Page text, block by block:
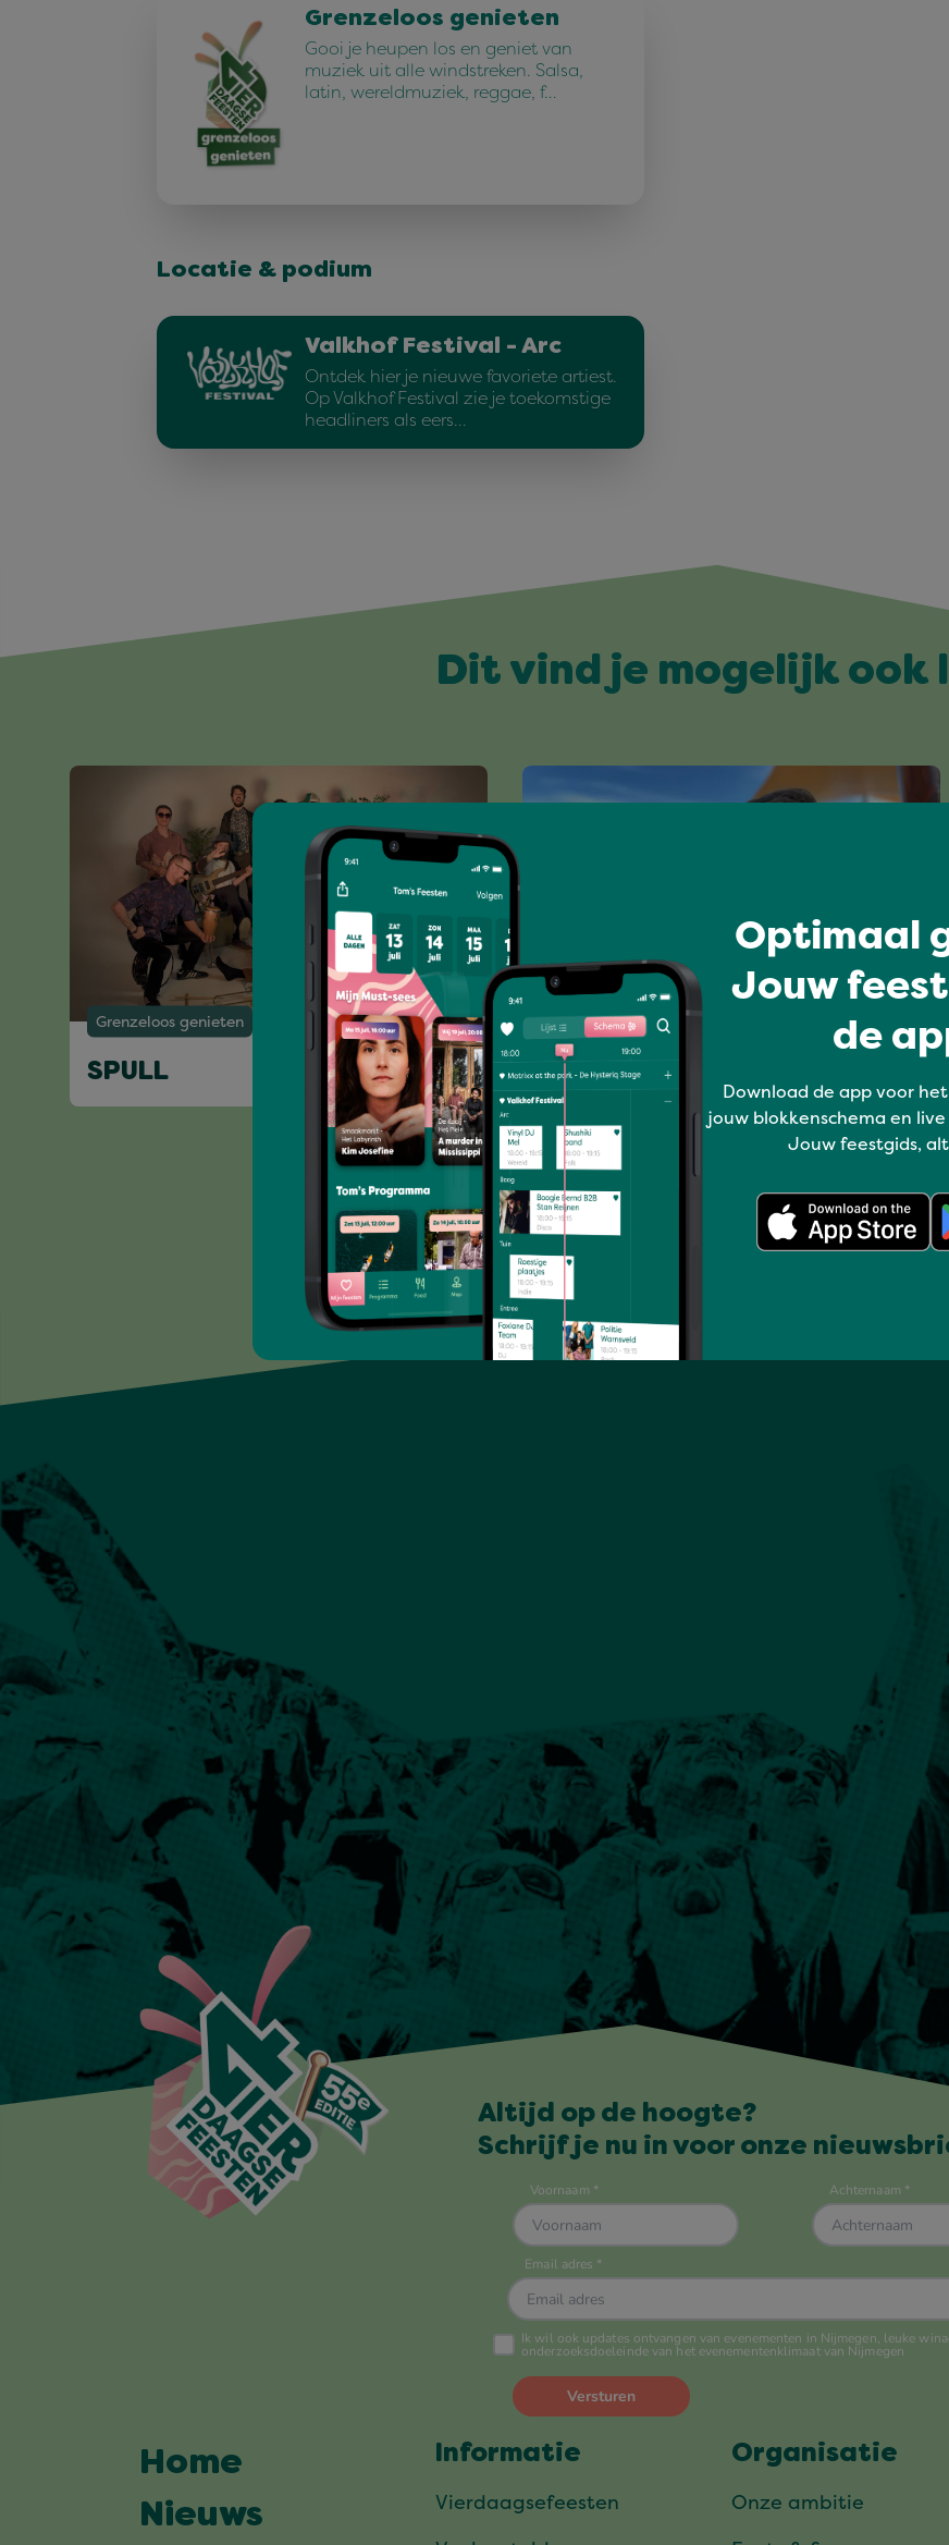
Grenzeloos genieten
Gooi je heupen los en geniet van
muziek uit alle windstreken. Salsa,
latin, wereldmuziek, reggae, f…
Locatie & podium
Valkhof Festival - Arc
Ontdek hier je nieuwe favoriete artiest.
Op Valkhof Festival zie je toekomstige
headliners als eers…
Dit vind je mogelijk ook
Grenzeloos genieten
SPULL
Grenzeloos genieten
DJ TALL G & FRIENDS
Volledig programma
Optimaal
Jouw
de
Download de app voor
jouw blokkenschema en
Jouw feestgids,
Altijd op de hoogte?
Schrijf je nu in voor onze
Home
Nieuws
Informatie
Vierdaagsefeesten
Organisatie
Onze ambitie